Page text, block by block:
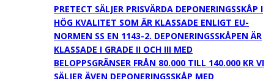
PRETECT SÄLJER PRISVÄRDA DEPONERINGSSKÅP I
HÖG KVALITET SOM ÄR KLASSADE ENLIGT EU-
NORMEN SS EN 1143-2. DEPONERINGSSKÅPEN ÄR
KLASSADE I GRADE II OCH III MED
BELOPPSGRÄNSER FRÅN 80.000 TILL 140.000 KR VI
SÄLJER ÄVEN DEPONERINGSSKÅP MED